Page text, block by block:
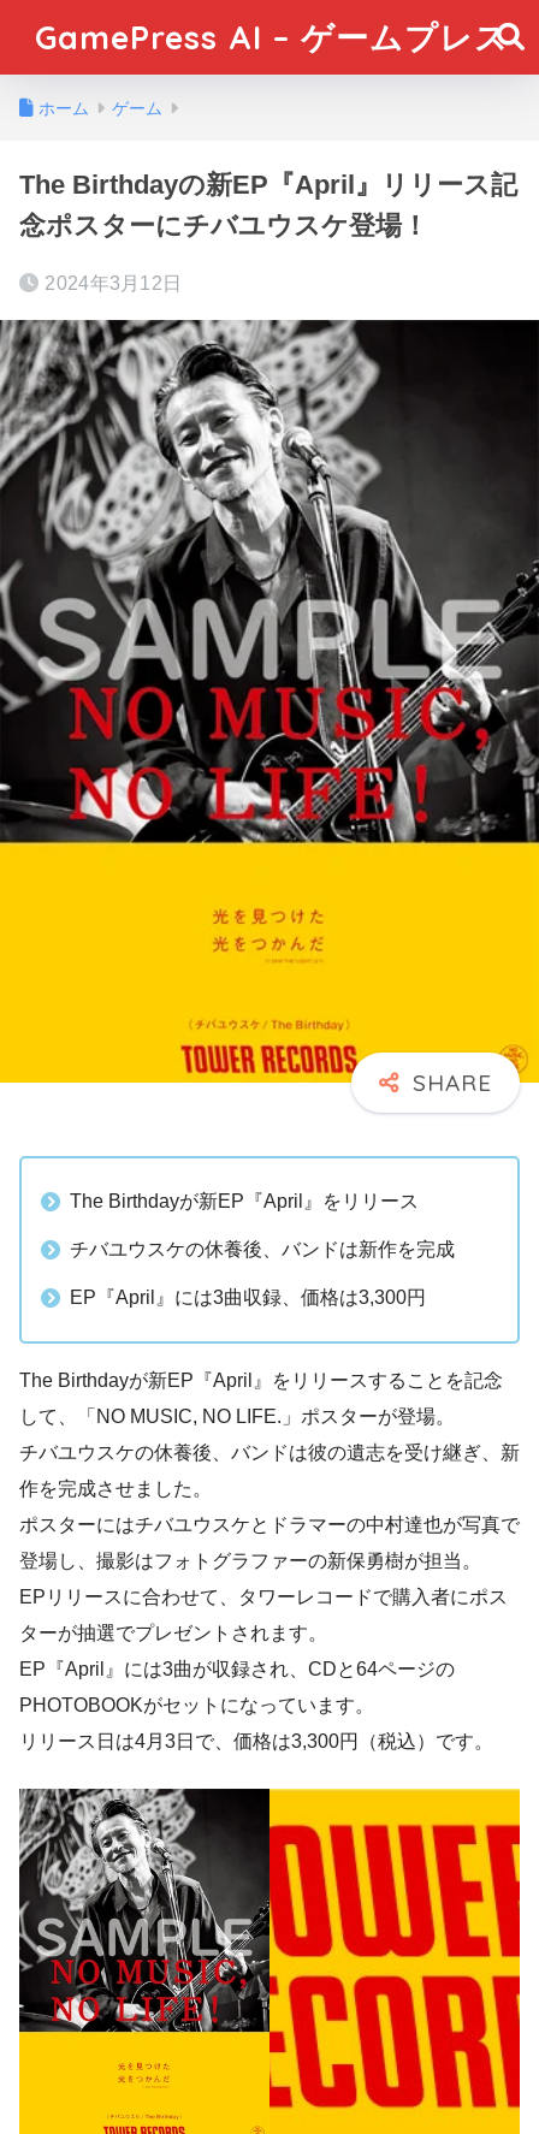
GamePress AI – ゲームプレス
ホーム ゲーム
The Birthdayの新EP『April』リリース記
念ポスターにチバユウスケ登場！
2024年3月12日
The Birthdayが新EP『April』をリリース
チバユウスケの休養後、バンドは新作を完成
EP『April』には3曲収録、価格は3,300円
The Birthdayが新EP『April』をリリースすることを記念
して、「NO MUSIC, NO LIFE.」ポスターが登場。
チバユウスケの休養後、バンドは彼の遺志を受け継ぎ、新
作を完成させました。
ポスターにはチバユウスケとドラマーの中村達也が写真で
登場し、撮影はフォトグラファーの新保勇樹が担当。
EPリリースに合わせて、タワーレコードで購入者にポス
ターが抽選でプレゼントされます。
EP『April』には3曲が収録され、CDと64ページの
PHOTOBOOKがセットになっています。
リリース日は4月3日で、価格は3,300円（税込）です。